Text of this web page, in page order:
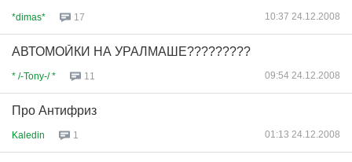
*dimas* 17 10:37 24.12.2008
АВТОМОЙКИ НА УРАЛМАШЕ?????????
* /-Tony-/ * 11 09:54 24.12.2008
Про Антифриз
Kaledin 1 01:13 24.12.2008